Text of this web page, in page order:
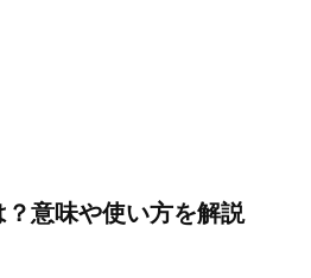
？意味や使い方を解説